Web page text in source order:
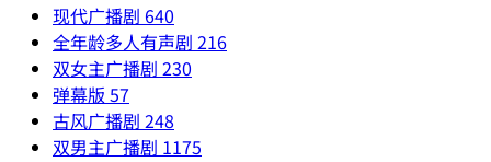
现代广播剧 640
全年龄多人有声剧 216
双女主广播剧 230
弹幕版 57
古风广播剧 248
双男主广播剧 1175